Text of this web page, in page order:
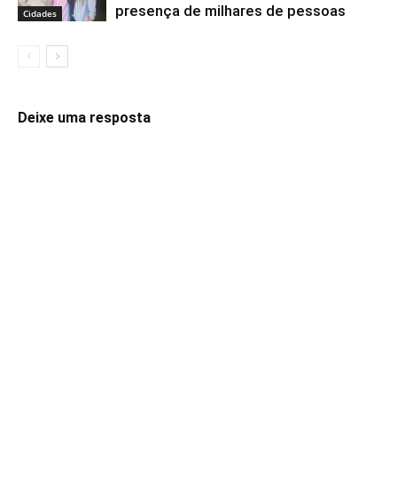
Cidades
presença de milhares de pessoas
Deixe uma resposta